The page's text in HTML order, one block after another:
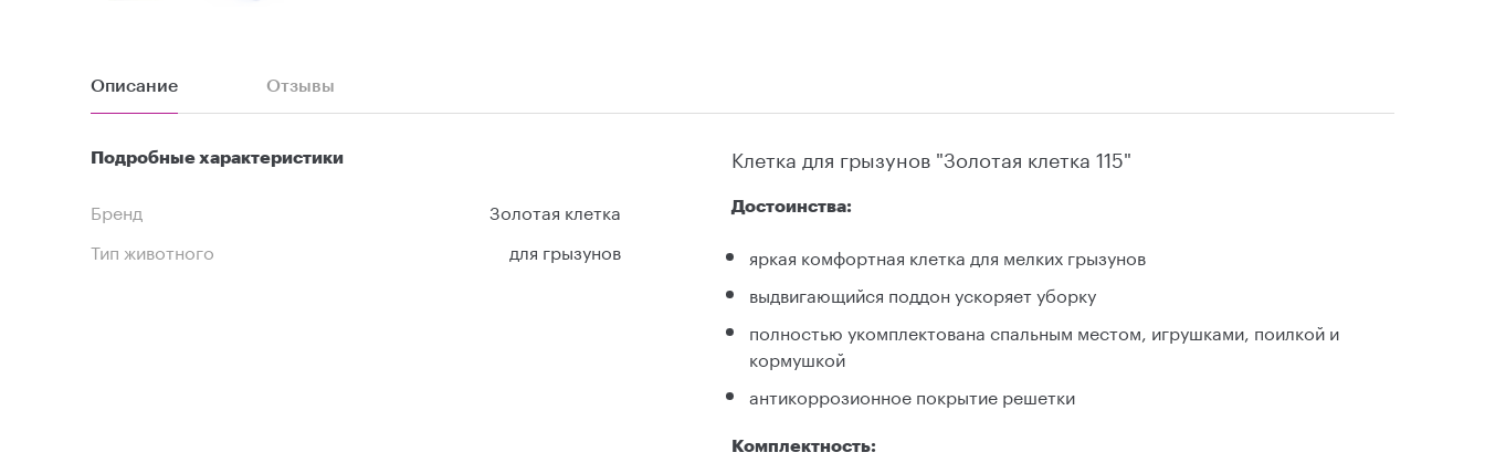
Описание Отзывы
Подробные характеристики
Бренд
Золотая клетка
Тип животного
для грызунов
Клетка для грызунов "Золотая клетка 115"
Достоинства:
яркая комфортная клетка для мелких грызунов
выдвигающийся поддон ускоряет уборку
полностью укомплектована спальным местом, игрушками, поилкой и
кормушкой
антикоррозионное покрытие решетки
Комплектность: